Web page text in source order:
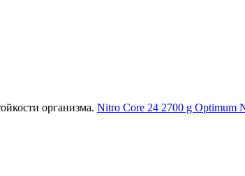
организма. Nitro Core 24 2700 g Optimum